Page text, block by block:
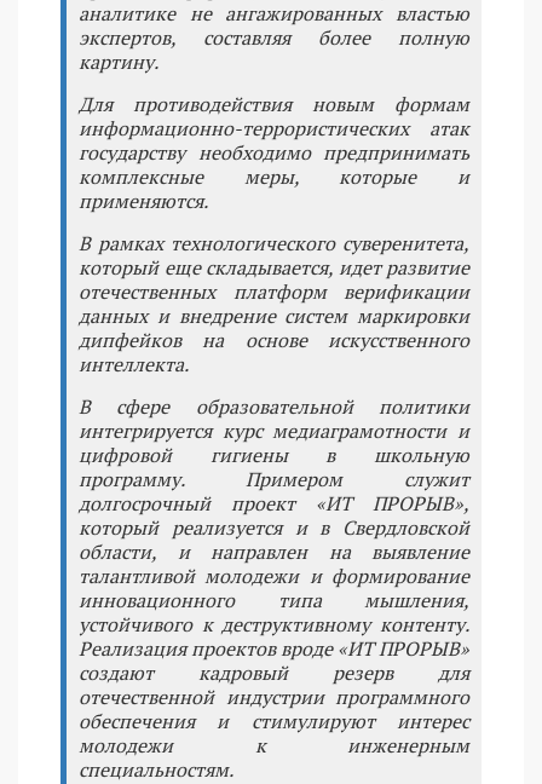
аналитике не ангажированных властью
экспертов, составляя более полную
картину.
Для противодействия новым формам
информационно-террористических атак
государству необходимо предпринимать
комплексные меры, которые и
применяются.
В рамках технологического суверенитета,
который еще складывается, идет развитие
отечественных платформ верификации
данных и внедрение систем маркировки
дипфейков на основе искусственного
интеллекта.
В сфере образовательной политики
интегрируется курс медиаграмотности и
цифровой гигиены в школьную
программу. Примером служит
долгосрочный проект «ИТ ПРОРЫВ»,
который реализуется и в Свердловской
области, и направлен на выявление
талантливой молодежи и формирование
инновационного типа мышления,
устойчивого к деструктивному контенту.
Реализация проектов вроде «ИТ ПРОРЫВ»
создают кадровый резерв для
отечественной индустрии программного
обеспечения и стимулируют интерес
молодежи к инженерным
специальностям.